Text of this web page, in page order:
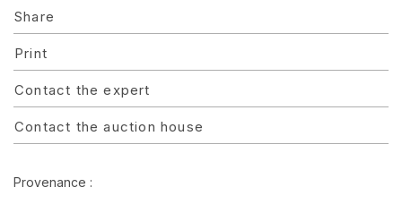
Share
Print
Contact the expert
Contact the auction house
Provenance :